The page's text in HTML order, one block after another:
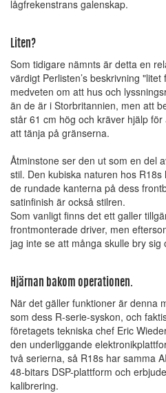
lågfrekenstrans galenskap.
Liten?
Som tidigare nämnts är detta en
värdigt Perlisten’s beskrivning
medveten om att hus och
än de är i Storbritannien, men att
står 61 cm hög och kräver hjälp
att tänja på gränserna.
Åtminstone ser den ut som en del
stil. Den kubiska naturen hos
de rundade kanterna på dess
satinfinish är också stilren.
Som vanligt finns det ett galler
frontmonterade driver, men
jag inte se att många skulle bry sig
Hjärnan bakom operationen.
När det gäller funktioner är denna
som dess R-serie-syskon, och
företagets tekniska chef Eric
den underliggande
två serierna, så R18s har samma
48-bitars DSP-plattform och
kalibrering.